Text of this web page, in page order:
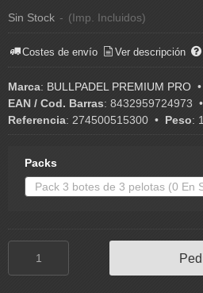
Sin Stock - (Imp. Incluidos)
Costes de envío Ver descripción
Marca: BULLPADEL PREMIUM PRO •
EAN / Cod. Barras: 8432959724973 •
Referencia: 274500515300 • Peso:
Packs